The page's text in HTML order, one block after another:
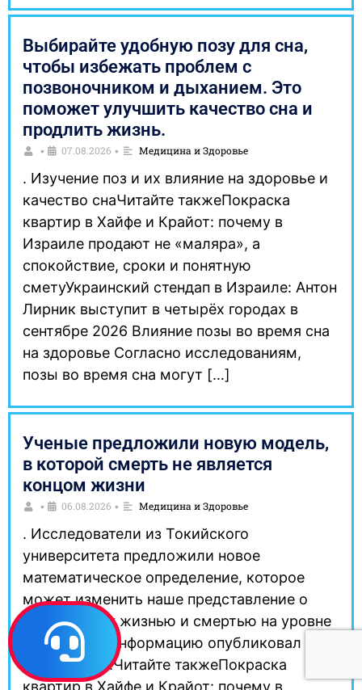
Выбирайте удобную позу для сна,
чтобы избежать проблем с
позвоночником и дыханием. Это
поможет улучшить качество сна и
продлить жизнь.
• 07.08.2026 • Медицина и Здоровье
. Изучение поз и их влияние на здоровье и
качество снаЧитайте такжеПокраска
квартир в Хайфе и Крайот: почему в
Израиле продают не «маляра», а
спокойствие, сроки и понятную
сметуУкраинский стендап в Израиле: Антон
Лирник выступит в четырёх городах в
сентябре 2026 Влияние позы во время сна
на здоровье Согласно исследованиям,
позы во время сна могут […]
Ученые предложили новую модель,
в которой смерть не является
концом жизни
• 06.08.2026 • Медицина и Здоровье
. Исследователи из Токийского
университета предложили новое
математическое определение, которое
может изменить наше представление о
грани между жизнью и смертью на уровне
клеток. Эту информацию опубликовал
SciTechDaily.Читайте такжеПокраска
квартир в Хайфе и Крайот: почему в